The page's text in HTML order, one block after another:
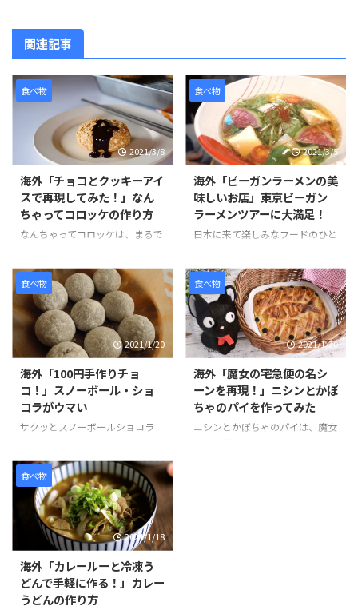
関連記事
食べ物
2021/3/8
海外「チョコとクッキーアイ
スで再現してみた！」なん
ちゃってコロッケの作り方
なんちゃってコロッケは、まるで
ロッケにはクッキーアイスクリー
ム、ソースにはチョコレートをか
けてた見た目にもそっくりなスイ
ーツです。 作り方は、簡単でお
好みのクッキーを砕きアイスとよ
く混ぜます。コーンフレークも同
様に砕いて、パン粉を付ける要領
でまぶし、揚げる前のコロッケの
ように形を整えていきます。 冷蔵
庫で1時間半ほど冷やし固めて、
最後にチョコレートをソースのよ
「なんちゃってコロッケ」の様子
を見てみましょう。 引用元：
https://www.you ...
食べ物
2021/3/5
海外「ビーガンラーメンの美
味しいお店」東京ビーガン
ラーメンツアーに大満足！
日本に来て楽しみなフードのひと
本のラーメンは世界的に人気のあ
る食べ物です。そんな観光客のニ
ーズに応える形で、ビーガンやグ
ルテンフリーのラーメンを提供し
ているお店が東京でも少しずつ増
えています。 その中でも特にお気
に入りのお店は、東京ラーメンス
トリートの「ソラノイロ」と、渋
谷の「真武咲弥（しんぶさき
や）」です。 ラーメンは見た目
が変わらないため食べるまで少し
食べ物
2021/1/20
海外「100円手作りチョ
コ！」スノーボール・ショ
コラがウマい
サクッとスノーボールショコラ
るミックス粉シリーズのひとつ
で、材料の準備がバターのみで作
ることができます。 バターは室
温に戻すか、電子レンジを使って
やわらかくすることができます。
また混ぜて生地をまとめて、冷や
して形を作る工程は、クッキー作
りとほぼ同じで、混ぜる材料が少
ない分もっと簡単にできそうで
す。 そんな「スノーボール・シ
食べ物
2021/1/20
海外「魔女の宅急便の名シ
ーンを再現！」ニシンとかぼ
ちゃのパイを作ってみた
ニシンとかぼちゃのパイは、魔女
食べ物
2021/1/18
海外「カレールーと冷凍う
どんで手軽に作る！」カレー
うどんの作り方